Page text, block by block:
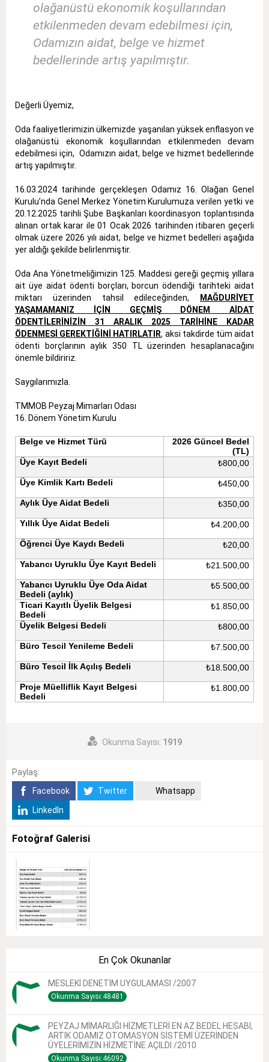
olağanüstü ekonomik koşullarından
etkilenmeden devam edebilmesi için,
Odamızın aidat, belge ve hizmet
bedellerinde artış yapılmıştır.
Değerli Üyemiz,
Oda faaliyetlerimizin ülkemizde yaşanılan yüksek enflasyon ve
olağanüstü ekonomik koşullarından etkilenmeden devam
edebilmesi için, Odamızın aidat, belge ve hizmet bedellerinde
artış yapılmıştır.
16.03.2024 tarihinde gerçekleşen Odamız 16. Olağan Genel
Kurulu’nda Genel Merkez Yönetim Kurulumuza verilen yetki ve
20.12.2025 tarihli Şube Başkanları koordinasyon toplantısında
alınan ortak karar ile 01 Ocak 2026 tarihinden itibaren geçerli
olmak üzere 2026 yılı aidat, belge ve hizmet bedelleri aşağıda
yer aldığı şekilde belirlenmiştir.
Oda Ana Yönetmeliğimizin 125. Maddesi gereği geçmiş yıllara
ait üye aidat ödenti borçları, borcun ödendiği tarihteki aidat
miktarı üzerinden tahsil edileceğinden,
MAĞDURİYET
YAŞAMAMANIZ İÇİN GEÇMİŞ DÖNEM AİDAT
ÖDENTİLERİNİZİN 31 ARALIK 2025 TARİHİNE KADAR
ÖDENMESİ GEREKTİĞİNİ HATIRLATIR, aksi takdirde tüm aidat
ödenti borçlarının aylık 350 TL üzerinden hesaplanacağını
önemle bildiririz.
Saygılarımızla.
TMMOB Peyzaj Mimarları Odası
16. Dönem Yönetim Kurulu
Belge ve Hizmet Türü
2026 Güncel Bedel
(TL)
Üye Kayıt Bedeli
₺800,00
Üye Kimlik Kartı Bedeli
₺450,00
Aylık Üye Aidat Bedeli
₺350,00
Yıllık Üye Aidat Bedeli
₺4.200,00
Öğrenci Üye Kaydı Bedeli
₺20,00
Yabancı Uyruklu Üye Kayıt Bedeli
₺21.500,00
Yabancı Uyruklu Üye Oda Aidat
Bedeli (aylık)
₺5.500,00
Ticari Kayıtlı Üyelik Belgesi
Bedeli
₺1.850,00
Üyelik Belgesi Bedeli
₺800,00
Büro Tescil Yenileme Bedeli
₺7.500,00
Büro Tescil İlk Açılış Bedeli
₺18.500,00
Proje Müelliflik Kayıt Belgesi
Bedeli
₺1.800,00
Okunma Sayısı: 1919
Paylaş:
Facebook
Twitter
Whatsapp
LinkedIn
Fotoğraf Galerisi
En Çok Okunanlar
MESLEKİ DENETİM UYGULAMASI /2007
Okunma Sayısı:48481
PEYZAJ MİMARLIĞI HİZMETLERİ EN AZ BEDEL HESABI,
ARTIK ODAMIZ OTOMASYON SİSTEMİ ÜZERİNDEN
ÜYELERİMİZİN HİZMETİNE AÇILDI /2010
Okunma Sayısı:46092